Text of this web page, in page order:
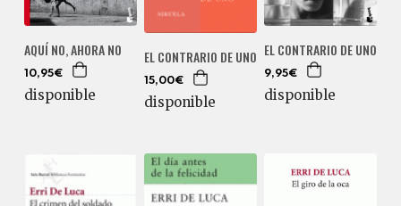
AQUÍ NO, AHORA NO
10,95€
disponible
EL CONTRARIO DE UNO
15,00€
disponible
EL CONTRARIO DE UNO
9,95€
disponible